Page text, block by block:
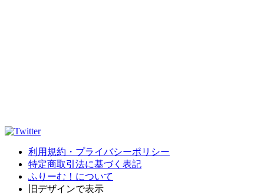
利用規約・プライバシーポリシー
特定商取引法に基づく表記
ふりーむ！について
旧デザインで表示